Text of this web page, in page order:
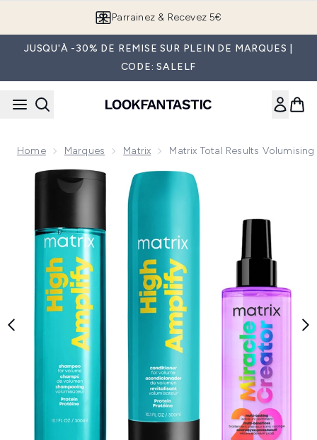
Parrainez & Recevez 5€
JUSQU'À -30% DE REMISE SUR PLEIN DE MARQUES |
CODE: SALELF
Home Marques Matrix Matrix Total Results
Now showing image 1 Matrix Total Results Volumising High